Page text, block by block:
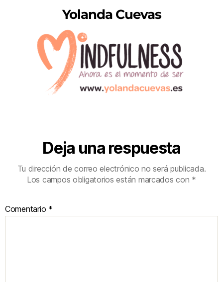
Yolanda Cuevas
Deja una respuesta
Tu dirección de correo electrónico no será publicada.
Los campos obligatorios están marcados con *
Comentario *